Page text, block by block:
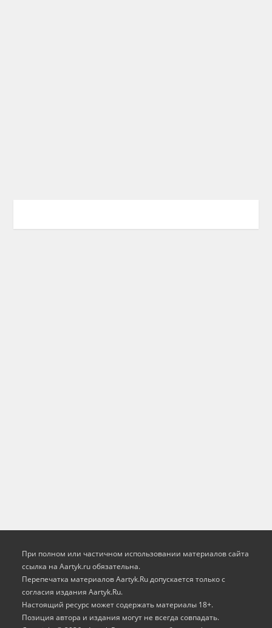
При полном или частичном использовании материалов сайта
ссылка на Aartyk.ru oбязательна.
Перепечатка материалов Aartyk.Ru допускается только с
согласия издания Aartyk.Ru.
Настоящий ресурс может содержать материалы 18+.
Позиция автора и издания могут не всегда совпадать.